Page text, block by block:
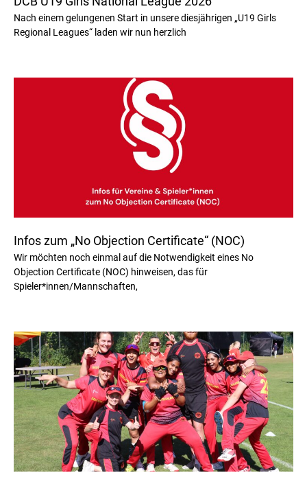
Nach einem gelungenen Start in unsere diesjährigen „U19 Girls
Regional Leagues“ laden wir nun herzlich
Infos zum „No Objection Certificate“ (NOC)
Wir möchten noch einmal auf die Notwendigkeit eines No
Objection Certificate (NOC) hinweisen, das für
Spieler*innen/Mannschaften,